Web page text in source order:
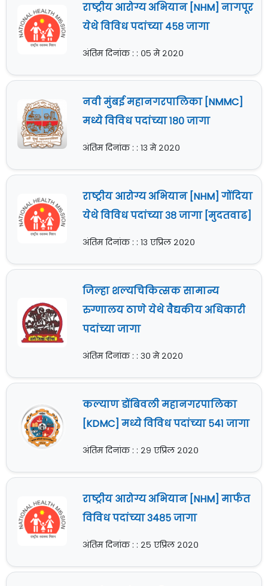
राष्ट्रीय आरोग्य अभियान [NHM] नागपूर
येथे विविध पदांच्या ४५८ जागा
अंतिम दिनांक : : ०५ मे २०२०
नवी मुंबई महानगरपालिका [NMMC]
मध्ये विविध पदांच्या १८० जागा
अंतिम दिनांक : : १३ मे २०२०
राष्ट्रीय आरोग्य अभियान [NHM] गोंदिया
येथे विविध पदांच्या ३८ जागा [मुदतवाढ]
अंतिम दिनांक : : १३ एप्रिल २०२०
जिल्हा शल्यचिकित्सक सामान्य
रुग्णालय ठाणे येथे वैद्यकीय अधिकारी
पदांच्या जागा
अंतिम दिनांक : : ३० मे २०२०
कल्याण डोंबिवली महानगरपालिका
[KDMC] मध्ये विविध पदांच्या ५४१ जागा
अंतिम दिनांक : : २९ एप्रिल २०२०
राष्ट्रीय आरोग्य अभियान [NHM] मार्फत
विविध पदांच्या ३४८५ जागा
अंतिम दिनांक : : २५ एप्रिल २०२०